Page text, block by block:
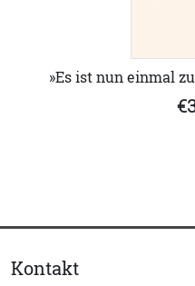
»Es ist nun einmal
Kontakt